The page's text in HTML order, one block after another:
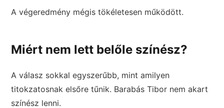
A végeredmény mégis tökéletesen működött.
Miért nem lett belőle színész?
A válasz sokkal egyszerűbb, mint amilyen
titokzatosnak elsőre tűnik. Barabás Tibor nem akart
színész lenni.